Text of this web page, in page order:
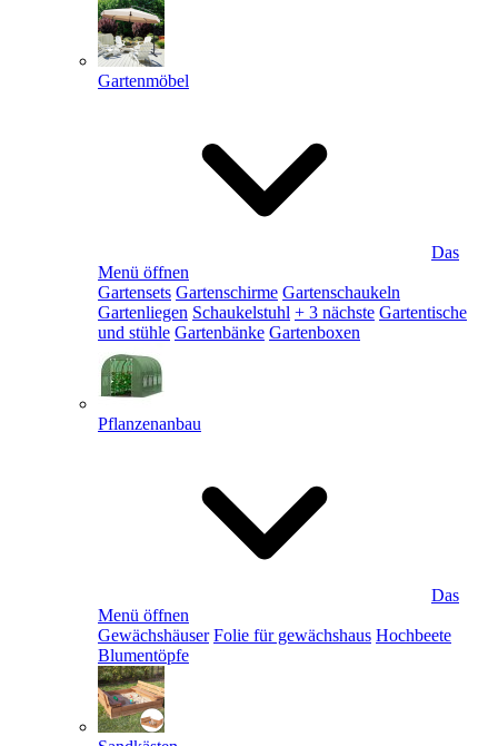
Gartenmöbel
Das
Menü öffnen
Gartensets Gartenschirme Gartenschaukeln
Gartenliegen Schaukelstuhl + 3 nächste Gartentische
und stühle Gartenbänke Gartenboxen
Pflanzenanbau
Das
Menü öffnen
Gewächshäuser Folie für gewächshaus Hochbeete
Blumentöpfe